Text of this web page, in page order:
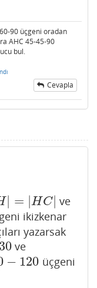
90 üçgeni oradan
AHC 45-45-90
bul.
Cevapla
= HC
| |H C| ve
ikizkenar
yazarsak
30ve
− 120 üçgeni